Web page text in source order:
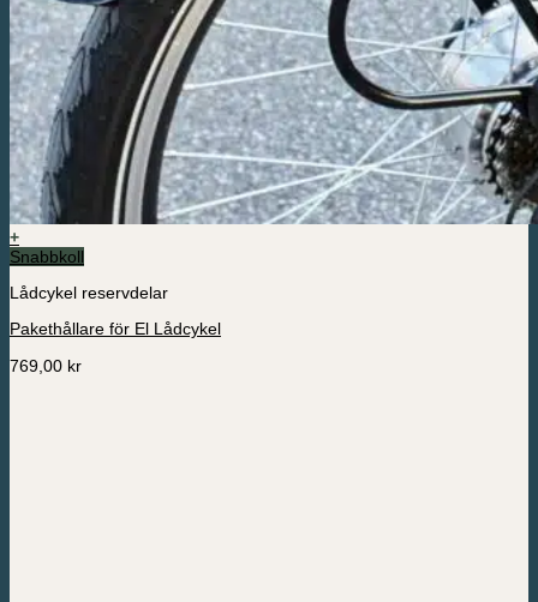
+
Den
produkten
flera
De
Snabbkoll
Lådcykel reservdelar
Pakethållare för El Lådcykel
769,00 kr